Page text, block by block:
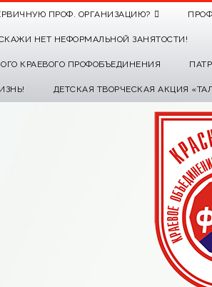
ПРОФ. ОРГАНИЗАЦИЮ?
НЕТ НЕФОРМАЛЬНОЙ ЗАНЯТОСТИ!
КРАЕВОГО ПРОФОБЪЕДИНЕНИЯ
ДЕТСКАЯ ТВОРЧЕСКАЯ АКЦИЯ